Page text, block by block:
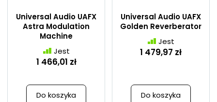
Universal Audio UAFX
Astra Modulation
Machine
Jest
1 466,01 zł
Do koszyka
Universal Audio UAFX
Golden Reverberator
Jest
1 479,97 zł
Do koszyka